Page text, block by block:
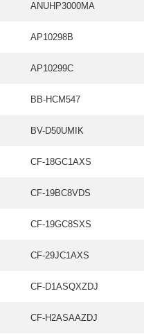
ANUHP3000MA
AP10298B
AP10299C
BB-HCM547
BV-D50UMIK
CF-18GC1AXS
CF-19BC8VDS
CF-19GC8SXS
CF-29JC1AXS
CF-D1ASQXZDJ
CF-H2ASAAZDJ